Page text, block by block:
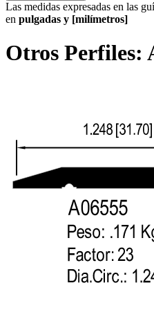
Las medidas expresadas en las
en pulgadas y [milímetros]
Otros Perfiles: